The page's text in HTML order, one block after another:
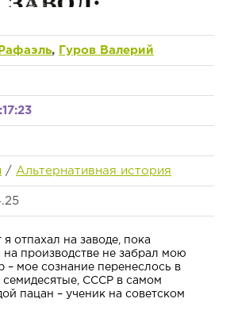
, Гуров Валерий
/ Альтернативная история
отпахал на заводе, пока
на производстве не забрал мою
– мое сознание перенеслось в
СССР в самом
пацан – ученик на советском